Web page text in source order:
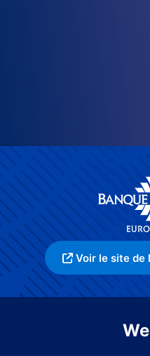
Voir le site de